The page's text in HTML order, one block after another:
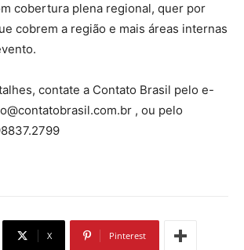
cobertura plena regional, quer por
cobrem a região e mais áreas internas
contate a Contato Brasil pelo e-
, ou pelo
X Pinterest